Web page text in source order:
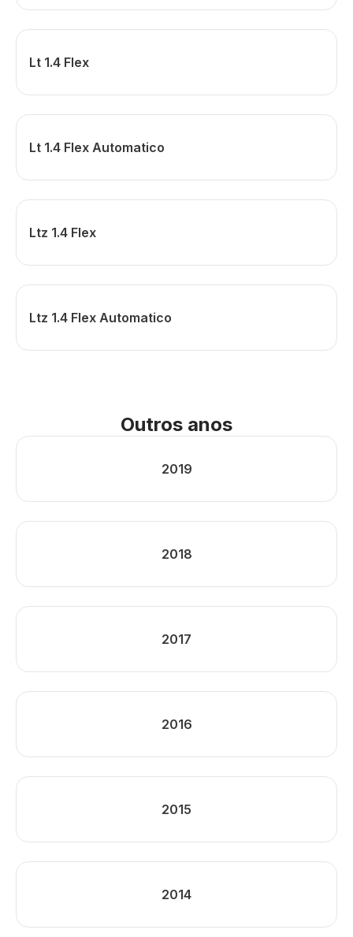
Lt 1.4 Flex
Lt 1.4 Flex Automatico
Ltz 1.4 Flex
Ltz 1.4 Flex Automatico
Outros anos
2019
2018
2017
2016
2015
2014